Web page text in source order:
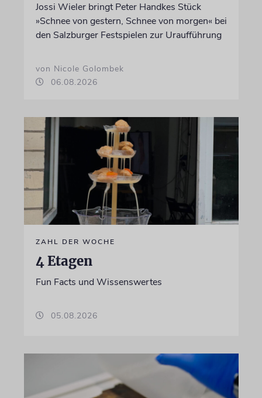
Jossi Wieler bringt Peter Handkes Stück
»Schnee von gestern, Schnee von morgen« bei
den Salzburger Festspielen zur Uraufführung
von Nicole Golombek
06.08.2026
ZAHL DER WOCHE
4 Etagen
Fun Facts und Wissenswertes
05.08.2026